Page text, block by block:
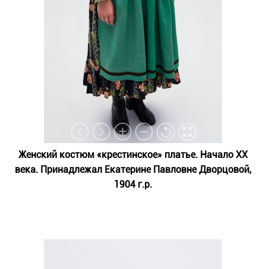
Женский костюм «крестинское» платье. Начало ХХ
века. Принадлежал Екатерине Павловне Дворцовой,
1904 г.р.